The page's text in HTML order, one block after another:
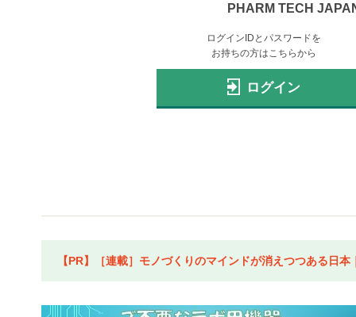
PHARM TECH
ログインIDとパスワードを
お持ちの方はこちらから
ログイン
【PR】［連載］モノづくりのマインドが消えつつある日